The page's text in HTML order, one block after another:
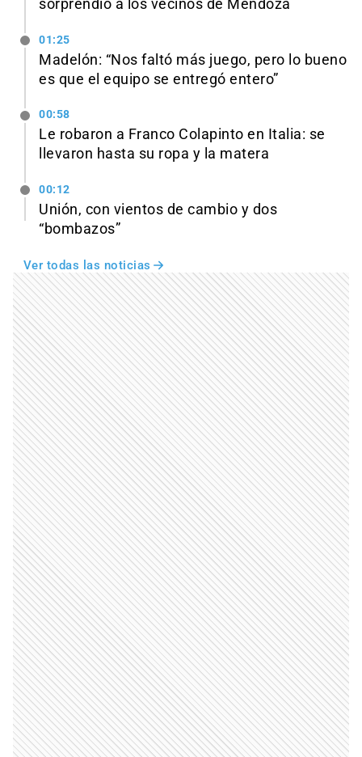
sorprendió a los vecinos de Mendoza
01:25
Madelón: “Nos faltó más juego, pero lo bueno
es que el equipo se entregó entero”
00:58
Le robaron a Franco Colapinto en Italia: se
llevaron hasta su ropa y la matera
00:12
Unión, con vientos de cambio y dos
“bombazos”
Ver todas las noticias